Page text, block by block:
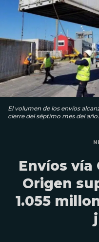
El volumen de los envíos
cierre del séptimo mes del
Envíos vía
Origen
1.055